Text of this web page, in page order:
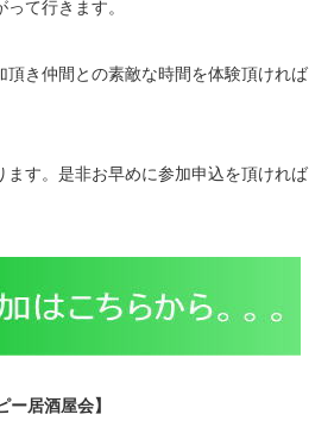
て行きます。
頂き仲間との素敵な時間を体験頂ければ
ます。是非お早めに参加申込を頂ければ
ー居酒屋会】